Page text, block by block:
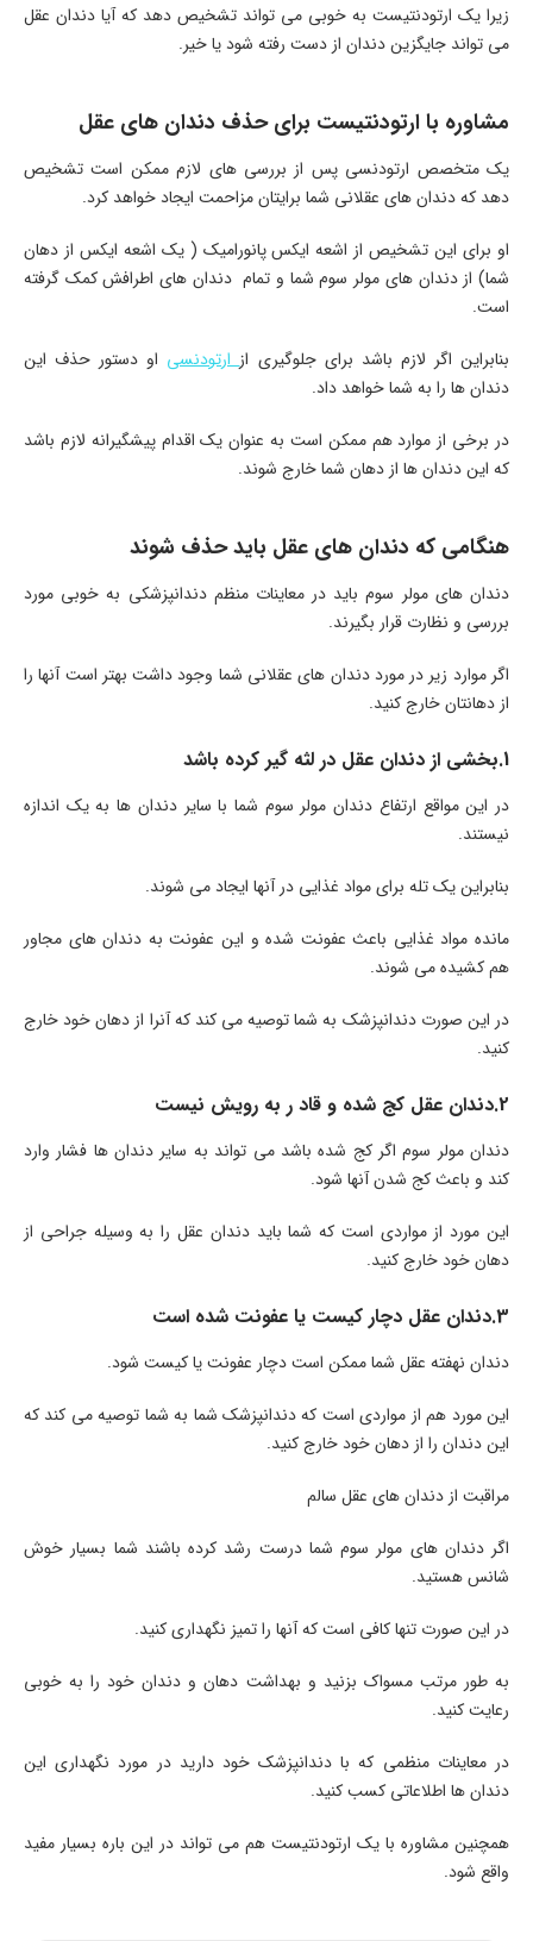
زیرا یک ارتودنتیست به خوبی می تواند تشخیص دهد که آیا دندان عقل
می تواند جایگزین دندان از دست رفته شود یا خیر.
مشاوره با ارتودنتیست برای حذف دندان های عقل
یک متخصص ارتودنسی پس از بررسی های لازم ممکن است تشخیص
دهد که دندان های عقلانی شما برایتان مزاحمت ایجاد خواهد کرد.
او برای این تشخیص از اشعه ایکس پانورامیک ( یک اشعه ایکس از دهان
شما) از دندان های مولر سوم شما و تمام دندان های اطرافش کمک گرفته
است.
بنابراین اگر لازم باشد برای جلوگیری ازارتودنسی او دستور حذف این
دندان ها را به شما خواهد داد.
در برخی از موارد هم ممکن است به عنوان یک اقدام پیشگیرانه لازم باشد
که این دندان ها از دهان شما خارج شوند.
هنگامی که دندان های عقل باید حذف شوند
دندان های مولر سوم باید در معاینات منظم دندانپزشکی به خوبی مورد
بررسی و نظارت قرار بگیرند.
اگر موارد زیر در مورد دندان های عقلانی شما وجود داشت بهتر است آنها را
از دهانتان خارج کنید.
1.بخشی از دندان عقل در لثه گیر کرده باشد
در این مواقع ارتفاع دندان مولر سوم شما با سایر دندان ها به یک اندازه
نیستند.
بنابراین یک تله برای مواد غذایی در آنها ایجاد می شوند.
مانده مواد غذایی باعث عفونت شده و این عفونت به دندان های مجاور
هم کشیده می شوند.
در این صورت دندانپزشک به شما توصیه می کند که آنرا از دهان خود خارج
کنید.
2.دندان عقل کج شده و قاد ر به رویش نیست
دندان مولر سوم اگر کج شده باشد می تواند به سایر دندان ها فشار وارد
کند و باعث کج شدن آنها شود.
این مورد از مواردی است که شما باید دندان عقل را به وسیله جراحی از
دهان خود خارج کنید.
3.دندان عقل دچار کیست یا عفونت شده است
دندان نهفته عقل شما ممکن است دچار عفونت یا کیست شود.
این مورد هم از مواردی است که دندانپزشک شما به شما توصیه می کند که
این دندان را از دهان خود خارج کنید.
مراقبت از دندان های عقل سالم
اگر دندان های مولر سوم شما درست رشد کرده باشند شما بسیار خوش
شانس هستید.
در این صورت تنها کافی است که آنها را تمیز نگهداری کنید.
به طور مرتب مسواک بزنید و بهداشت دهان و دندان خود را به خوبی
رعایت کنید.
در معاینات منظمی که با دندانپزشک خود دارید در مورد نگهداری این
دندان ها اطلاعاتی کسب کنید.
همچنین مشاوره با یک ارتودنتیست هم می تواند در این باره بسیار مفید
واقع شود.